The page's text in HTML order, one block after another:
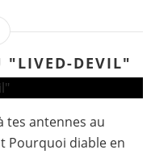
"LIVED-DEVIL"
tes antennes au
Pourquoi diable en